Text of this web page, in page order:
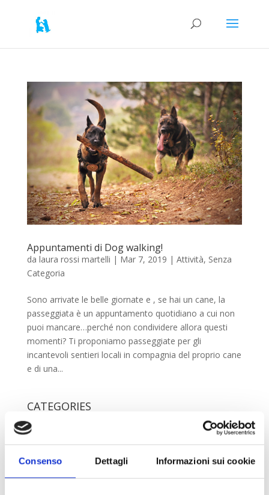
Consenso Dettagli Informazioni sui cookie
Appuntamenti di Dog walking!
da laura rossi martelli | Mar 7, 2019 | Attività, Senza
Categoria
Sono arrivate le belle giornate e , se hai un cane, la
passeggiata è un appuntamento quotidiano a cui non
puoi mancare…perché non condividere allora questi
momenti? Ti proponiamo passeggiate per gli
incantevoli sentieri locali in compagnia del proprio cane
e di una...
CATEGORIES
Attività
Online(2)
Senza Categoria
(1)